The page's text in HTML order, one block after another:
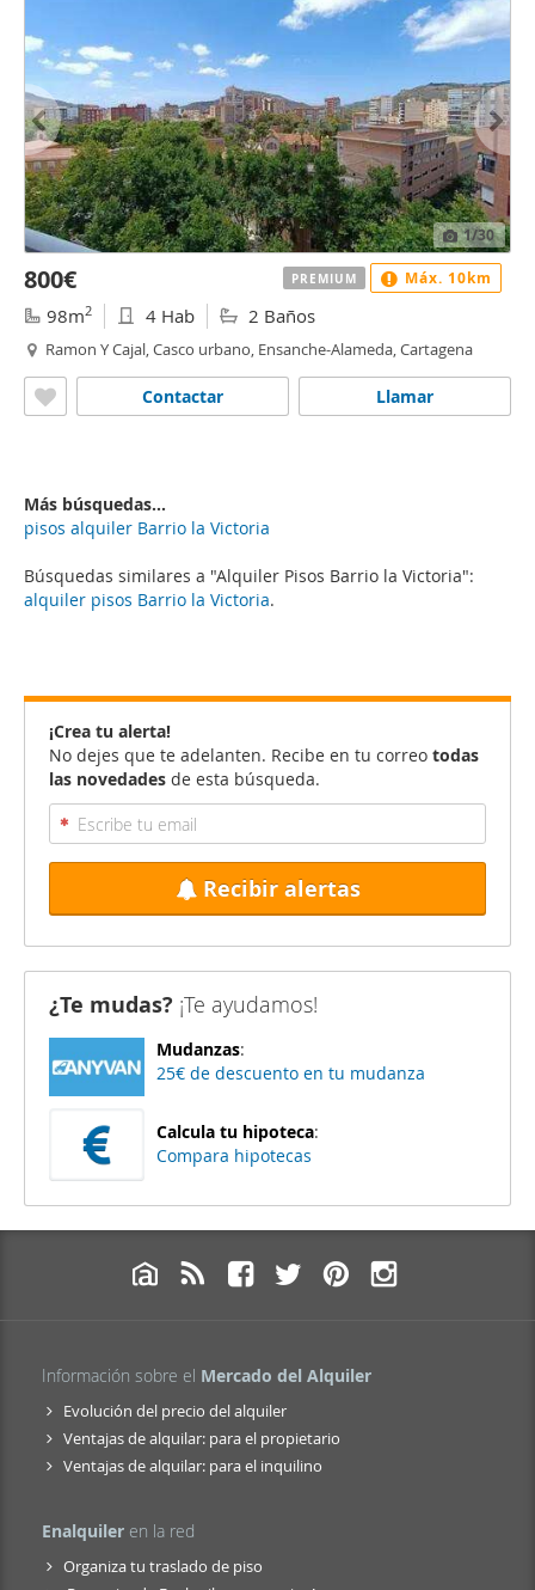
Búsquedas similares a "Alquiler Pisos Barrio la Victoria":
alquiler pisos Barrio la Victoria.
1/30
800€
98m2 4 Hab 2 Baños
Ramon Y Cajal, Casco urbano, Ensanche-Alameda, Cartagena
Llamar
Contactar
PREMIUM Máx. 10km
Más búsquedas...
pisos alquiler Barrio la Victoria
¡Crea tu alerta!
No dejes que te adelanten. Recibe en tu correo todas
las novedades de esta búsqueda.
Recibir alertas
¿Te mudas? ¡Te ayudamos!
Mudanzas:
25€ de descuento en tu mudanza
Calcula tu hipoteca:
Compara hipotecas
Información sobre el Mercado del Alquiler
Evolución del precio del alquiler
Ventajas de alquilar: para el propietario
Ventajas de alquilar: para el inquilino
Enalquiler en la red
Organiza tu traslado de piso